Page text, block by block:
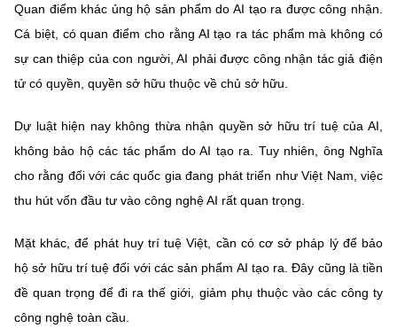
Quan điểm khác ủng hộ sản phẩm do AI tạo ra được công nhận.
Cá biệt, có quan điểm cho rằng AI tạo ra tác phẩm mà không có
sự can thiệp của con người, AI phải được công nhận tác giả điện
tử có quyền, quyền sở hữu thuộc về chủ sở hữu.
Dự luật hiện nay không thừa nhận quyền sở hữu trí tuệ của AI,
không bảo hộ các tác phẩm do AI tạo ra. Tuy nhiên, ông Nghĩa
cho rằng đối với các quốc gia đang phát triển như Việt Nam, việc
thu hút vốn đầu tư vào công nghệ AI rất quan trọng.
Mặt khác, để phát huy trí tuệ Việt, cần có cơ sở pháp lý để bảo
hộ sở hữu trí tuệ đối với các sản phẩm AI tạo ra. Đây cũng là tiền
đề quan trọng để đi ra thế giới, giảm phụ thuộc vào các công ty
công nghệ toàn cầu.